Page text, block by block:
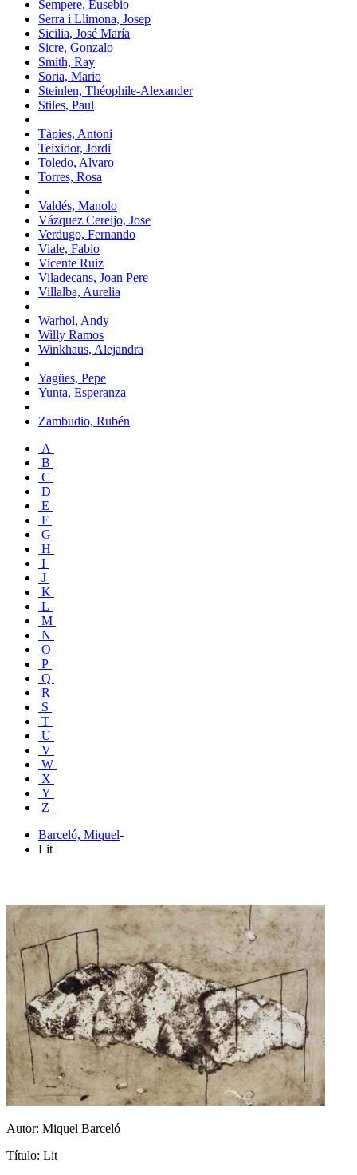
Sempere, Eusebio
Serra i Llimona, Josep
Sicilia, José María
Sicre, Gonzalo
Smith, Ray
Soria, Mario
Steinlen, Théophile-Alexander
Stiles, Paul
Tàpies, Antoni
Teixidor, Jordi
Toledo, Alvaro
Torres, Rosa
Valdés, Manolo
Vázquez Cereijo, Jose
Verdugo, Fernando
Viale, Fabio
Vicente Ruiz
Viladecans, Joan Pere
Villalba, Aurelia
Warhol, Andy
Willy Ramos
Winkhaus, Alejandra
Yagües, Pepe
Yunta, Esperanza
Zambudio, Rubén
A
B
C
D
E
F
G
H
I
J
K
L
M
N
O
P
Q
R
S
T
U
V
W
X
Y
Z
Barceló, Miquel-
Lit
Autor: Miquel Barceló
Título: Lit